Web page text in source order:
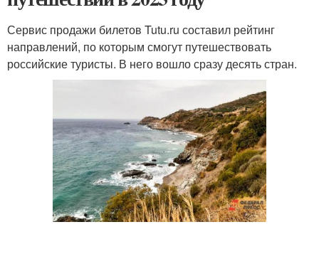
Сервис продажи билетов Tutu.ru составил рейтинг
направлений, по которым смогут путешествовать
российские туристы. В него вошло сразу десять стран.